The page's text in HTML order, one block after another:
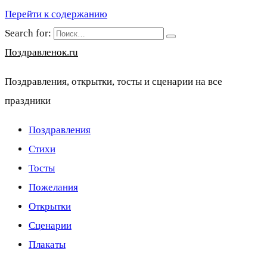
Перейти к содержанию
Search for:
Поздравленок.ru
Поздравления, открытки, тосты и сценарии на все
праздники
Поздравления
Стихи
Тосты
Пожелания
Открытки
Сценарии
Плакаты